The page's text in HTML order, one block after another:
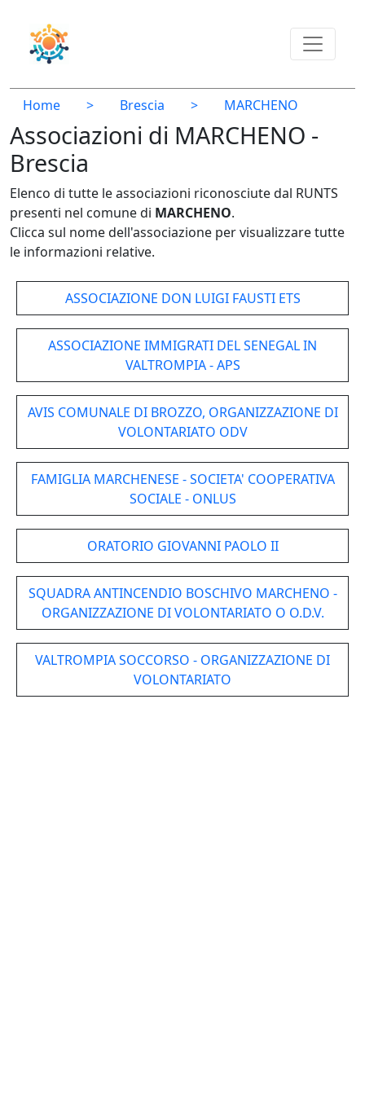
Home > Brescia > MARCHENO
Associazioni di MARCHENO -
Brescia
Elenco di tutte le associazioni riconosciute dal RUNTS
presenti nel comune di MARCHENO.
Clicca sul nome dell'associazione per visualizzare tutte
le informazioni relative.
ASSOCIAZIONE DON LUIGI FAUSTI ETS
ASSOCIAZIONE IMMIGRATI DEL SENEGAL IN
VALTROMPIA - APS
AVIS COMUNALE DI BROZZO, ORGANIZZAZIONE DI
VOLONTARIATO ODV
FAMIGLIA MARCHENESE - SOCIETA' COOPERATIVA
SOCIALE - ONLUS
ORATORIO GIOVANNI PAOLO II
SQUADRA ANTINCENDIO BOSCHIVO MARCHENO -
ORGANIZZAZIONE DI VOLONTARIATO O O.D.V.
VALTROMPIA SOCCORSO - ORGANIZZAZIONE DI
VOLONTARIATO